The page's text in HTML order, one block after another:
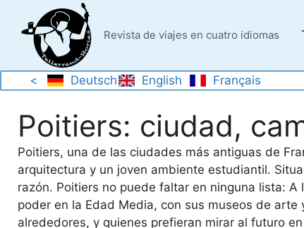
contenido
Revista de viajes en cuatro idiomas
< Deutsch English Français
Poitiers: ciudad,
Poitiers, una de las ciudades más antiguas de
arquitectura y un joven ambiente estudiantil.
razón. Poitiers no puede faltar en ninguna lista:
poder en la Edad Media, con sus museos de
alrededores, y quienes prefieran mirar al futuro